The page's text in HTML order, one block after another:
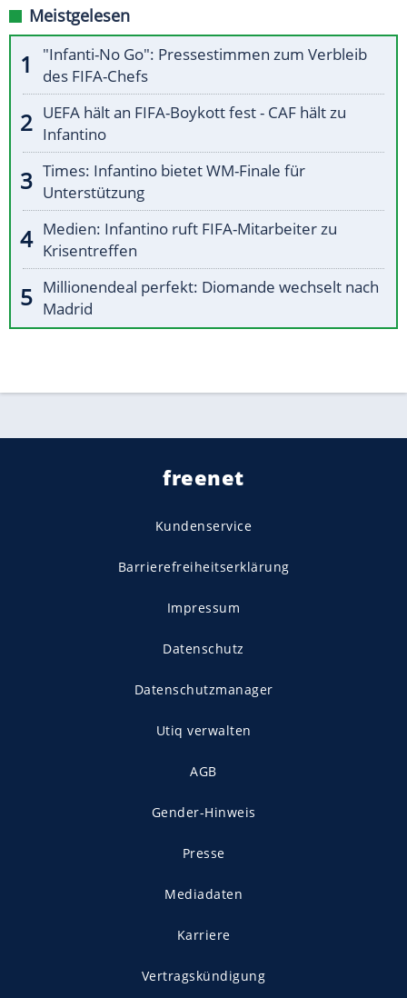
Meistgelesen
"Infanti-No Go": Pressestimmen zum Verbleib
des FIFA-Chefs
UEFA hält an FIFA-Boykott fest - CAF hält zu
Infantino
Times: Infantino bietet WM-Finale für
Unterstützung
Medien: Infantino ruft FIFA-Mitarbeiter zu
Krisentreffen
Millionendeal perfekt: Diomande wechselt nach
Madrid
freenet
Kundenservice
Barrierefreiheitserklärung
Impressum
Datenschutz
Datenschutzmanager
Utiq verwalten
AGB
Gender-Hinweis
Presse
Mediadaten
Karriere
Vertragskündigung